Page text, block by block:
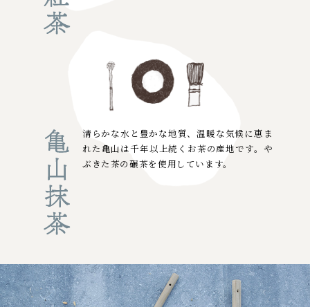
清らかな水と豊かな地質、温暖な気候に恵ま
れた亀山は千年以上続くお茶の産地です。 や
ぶきた茶の碾茶を使用しています。